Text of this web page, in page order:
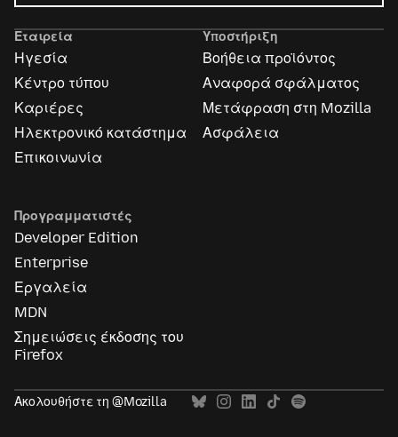
με
Mozilla
Εταιρεία
Ηγεσία
Κέντρο τύπου
Καριέρες
Ηλεκτρονικό κατάστημα
Επικοινωνία
Υποστήριξη
Βοήθεια προϊόντος
Αναφορά σφάλματος
Μετάφραση στη Mozilla
Ασφάλεια
Προγραμματιστές
Developer Edition
Enterprise
Εργαλεία
MDN
Σημειώσεις έκδοσης του
Firefox
Ακολουθήστε τη @Mozilla